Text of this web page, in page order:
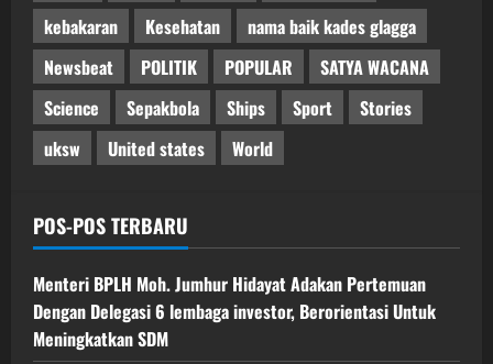
kebakaran
Kesehatan
nama baik kades glagga
Newsbeat
POLITIK POPULAR
SATYA WACANA
Science
Sepakbola Ships Sport
Stories
uksw
United states World
POS-POS TERBARU
Menteri BPLH Moh. Jumhur Hidayat Adakan Pertemuan
Dengan Delegasi 6 lembaga investor, Berorientasi Untuk
Meningkatkan SDM